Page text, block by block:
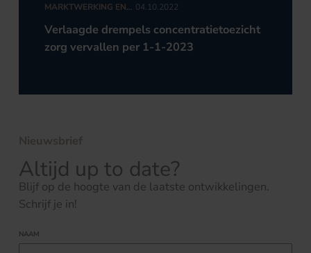
MARKTWERKING EN
MEDEDINGINGSRECHT
04.10.2022
Verlaagde drempels concentratietoezicht
zorg vervallen per 1-1-2023
Nieuwsbrief
Altijd up to date?
Blijf op de hoogte van de laatste ontwikkelingen.
Schrijf je in!
NAAM